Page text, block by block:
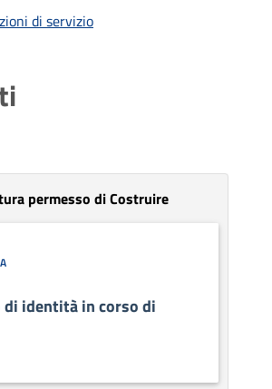
di servizio
permesso di Costruire
di identità in corso di